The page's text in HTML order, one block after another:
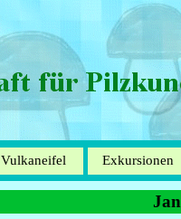
▼
Vulkaneifel ▼
Exkursionen